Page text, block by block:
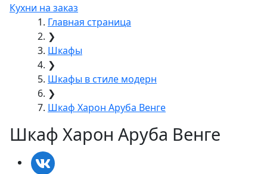
Кухни на заказ
Главная страница
❯
Шкафы
❯
Шкафы в стиле модерн
❯
Шкаф Харон Аруба Венге
Шкаф Харон Аруба Венге